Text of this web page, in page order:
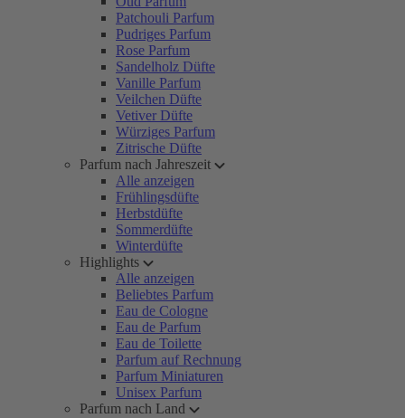
Patchouli Parfum
Pudriges Parfum
Rose Parfum
Sandelholz Düfte
Vanille Parfum
Veilchen Düfte
Vetiver Düfte
Würziges Parfum
Zitrische Düfte
Parfum nach Jahreszeit
Alle anzeigen
Frühlingsdüfte
Herbstdüfte
Sommerdüfte
Winterdüfte
Highlights
Alle anzeigen
Beliebtes Parfum
Eau de Cologne
Eau de Parfum
Eau de Toilette
Parfum auf Rechnung
Parfum Miniaturen
Unisex Parfum
Parfum nach Land